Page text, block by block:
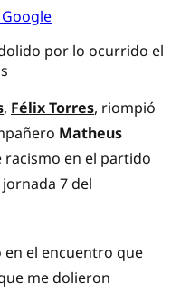
por lo ocurrido el
, Félix Torres, riompió
Matheus
racismo en el partido
jornada 7 del
el encuentro que
me dolieron